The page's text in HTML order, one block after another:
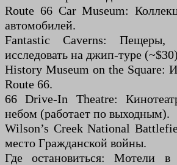
Route 66 Car Museum:
автомобилей.
Fantastic Caverns: Пещеры,
исследовать на джип-туре
History Museum on the Square:
Route 66.
66 Drive-In Theatre:
небом (работает по выходным).
Wilson’s Creek National
место Гражданской войны.
Где остановиться: Мотели